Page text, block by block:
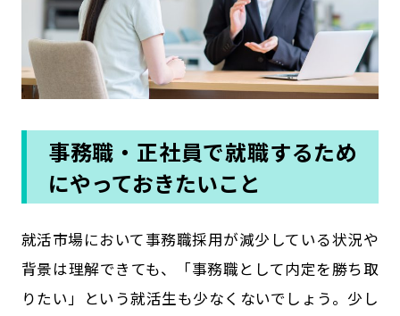
事務職・正社員で就職するため
にやっておきたいこと
就活市場において事務職採用が減少している状況や
背景は理解できても、「事務職として内定を勝ち取
りたい」という就活生も少なくないでしょう。少し